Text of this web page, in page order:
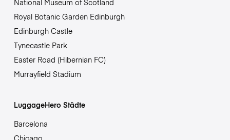
National Museum of Scotland
Royal Botanic Garden Edinburgh
Edinburgh Castle
Tynecastle Park
Easter Road (Hibernian FC)
Murrayfield Stadium
LuggageHero Städte
Barcelona